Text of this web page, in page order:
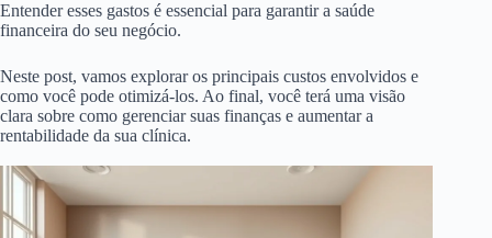
Entender esses gastos é essencial para garantir a saúde
financeira do seu negócio.
Neste post, vamos explorar os principais custos envolvidos e
como você pode otimizá-los. Ao final, você terá uma visão
clara sobre como gerenciar suas finanças e aumentar a
rentabilidade da sua clínica.